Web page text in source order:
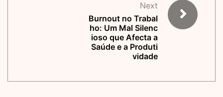
Next
Burnout no Trabal
ho: Um Mal Silenc
ioso que Afecta a
Saúde e a Produti
vidade